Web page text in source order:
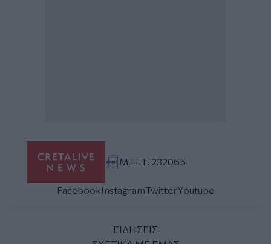
Μ.Η.Τ. 232065
FacebookInstagramTwitterYoutube
ΕΙΔΗΣΕΙΣ